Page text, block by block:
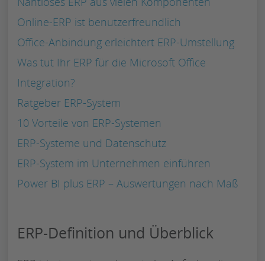
Online-ERP ist benutzerfreundlich
Office-Anbindung erleichtert ERP-Umstellung
Was tut Ihr ERP für die Microsoft Office
Integration?
Ratgeber ERP-System
10 Vorteile von ERP-Systemen
ERP-Systeme und Datenschutz
ERP-System im Unternehmen einführen
Power BI plus ERP – Auswertungen nach Maß
ERP-Definition und Überblick